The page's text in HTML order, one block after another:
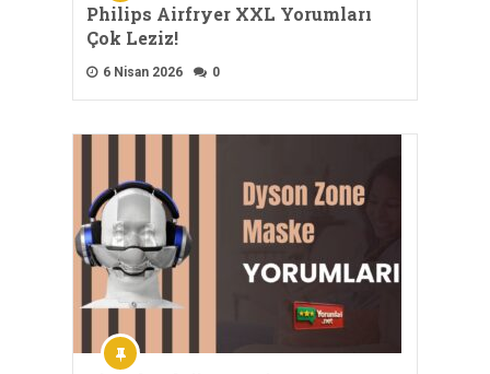
Philips Airfryer XXL Yorumları
Çok Leziz!
6 Nisan 2026 0